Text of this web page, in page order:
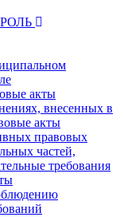
акты
внесенных в
акты
правовых
частей,
требования